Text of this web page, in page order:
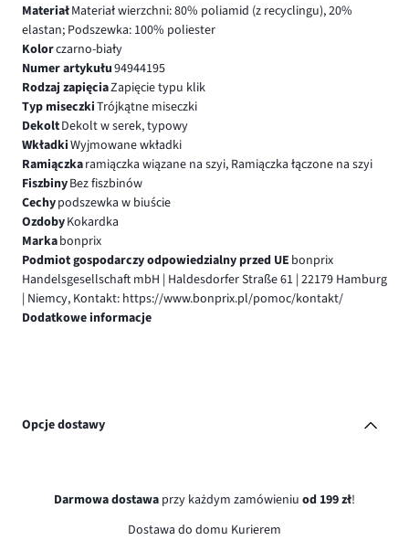
MateriałMateriał wierzchni: 80% poliamid (z recyclingu), 20%
elastan; Podszewka: 100% poliester
Kolorczarno-biały
Numer artykułu94944195
Rodzaj zapięciaZapięcie typu klik
Typ miseczkiTrójkątne miseczki
DekoltDekolt w serek, typowy
WkładkiWyjmowane wkładki
Ramiączkaramiączka wiązane na szyi, Ramiączka łączone na szyi
FiszbinyBez fiszbinów
Cechypodszewka w biuście
OzdobyKokardka
Markabonprix
Podmiot gospodarczy odpowiedzialny przed UE bonprix
Handelsgesellschaft mbH | Haldesdorfer Straße 61 | 22179 Hamburg
| Niemcy, Kontakt: https://www.bonprix.pl/pomoc/kontakt/
Dodatkowe informacje
Opcje dostawy
Darmowa dostawa przy każdym zamówieniu od 199 zł!
Dostawa do domu Kurierem